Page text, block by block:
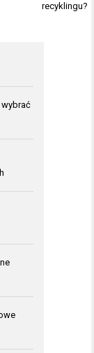
recyklingu?
wybrać